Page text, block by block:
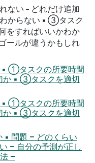
ない – どれだけ追加
からない ▪ ③タスク
をすればいいかわか
ールが違うかもしれ
▪ ①タスクの所要時間
か ▪ ③タスクを適切
▪ ①タスクの所要時間
か ▪ ③タスクを適切
問題 – どのくらい
– ⾃分の予測が正し
–